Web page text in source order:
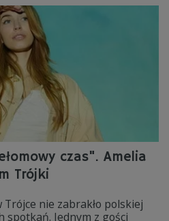
czas". Amelia
Trójki
nie zabrakło polskiej
Jednym z gości